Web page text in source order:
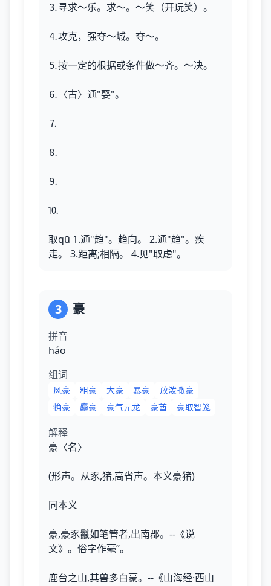
⒊寻求～乐。求～。～笑（开玩笑）。
⒋攻克，强夺～城。夺～。
⒌按一定的根据或条件做～齐。～决。
⒍〈古〉通"娶"。
⒎
⒏
⒐
⒑
取qū 1.通"趋"。趋向。 2.通"趋"。疾
走。 3.距离;相隔。 4.见"取虑"。
3 豪
拼音
háo
组词
风豪 粗豪 大豪 暴豪
放泼撒豪
觕豪
麤豪 豪气元龙 豪酋 豪取智笼
解释
豪〈名〉
(形声。从豕,猪,高省声。本义豪猪)
同本义
豪,豪豕鬣如笔管者,出南郡。--《说
文》。俗字作毫”。
鹿台之山,其兽多白豪。--《山海经·西山